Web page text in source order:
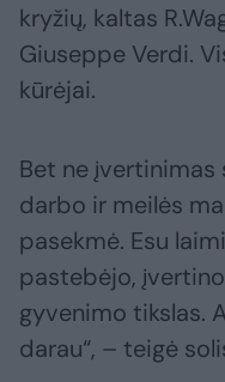
kryžių, kaltas
Giuseppe Verdi.
kūrėjai.
Bet ne įvertinimas
darbo ir meilės
pasekmė. Esu
pastebėjo,
gyvenimo tikslas.
darau“, – teigė